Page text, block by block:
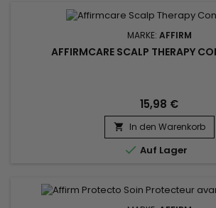
MARKE: AFFIRM
AFFIRMCARE SCALP THERAPY
15,98 €
 In den Warenkorb
 Auf Lager